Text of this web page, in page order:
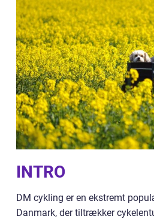
INTRO
DM cykling er en ekstremt
Danmark, der tiltrækker